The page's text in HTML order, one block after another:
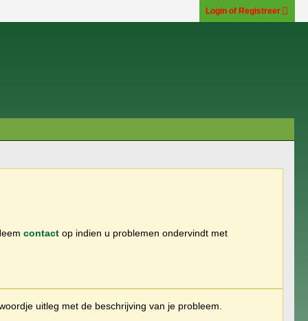
Login of Registreer
contact op indien u problemen ondervindt met
uitleg met de beschrijving van je probleem.